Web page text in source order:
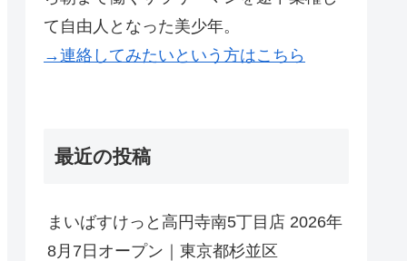
て自由人となった美少年。
→連絡してみたいという方はこちら
最近の投稿
まいばすけっと高円寺南5丁目店 2026年
8月7日オープン｜東京都杉並区